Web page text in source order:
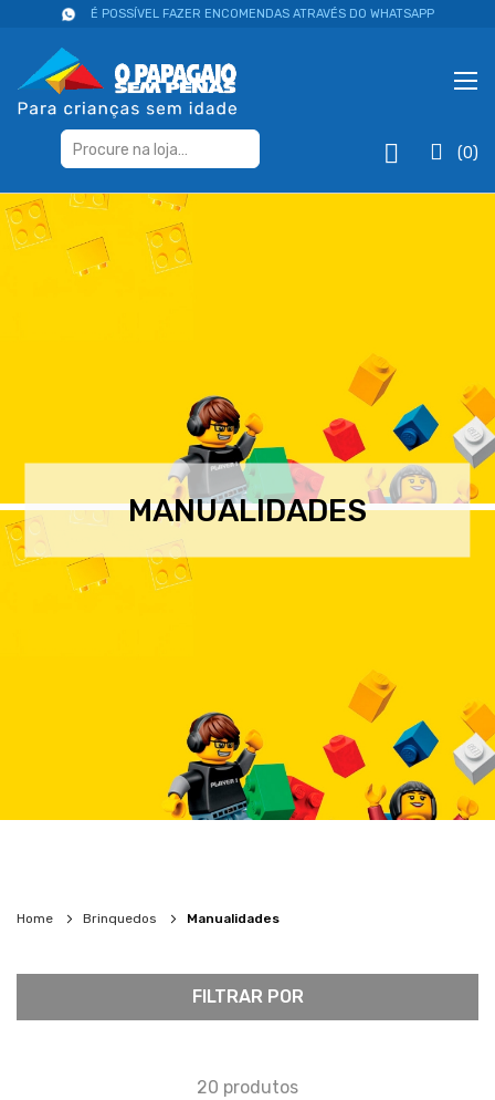
É POSSÍVEL FAZER ENCOMENDAS ATRAVÉS DO WHATSAPP
(0)
MANUALIDADES
Home Brinquedos Manualidades
20 produtos
FILTRAR POR